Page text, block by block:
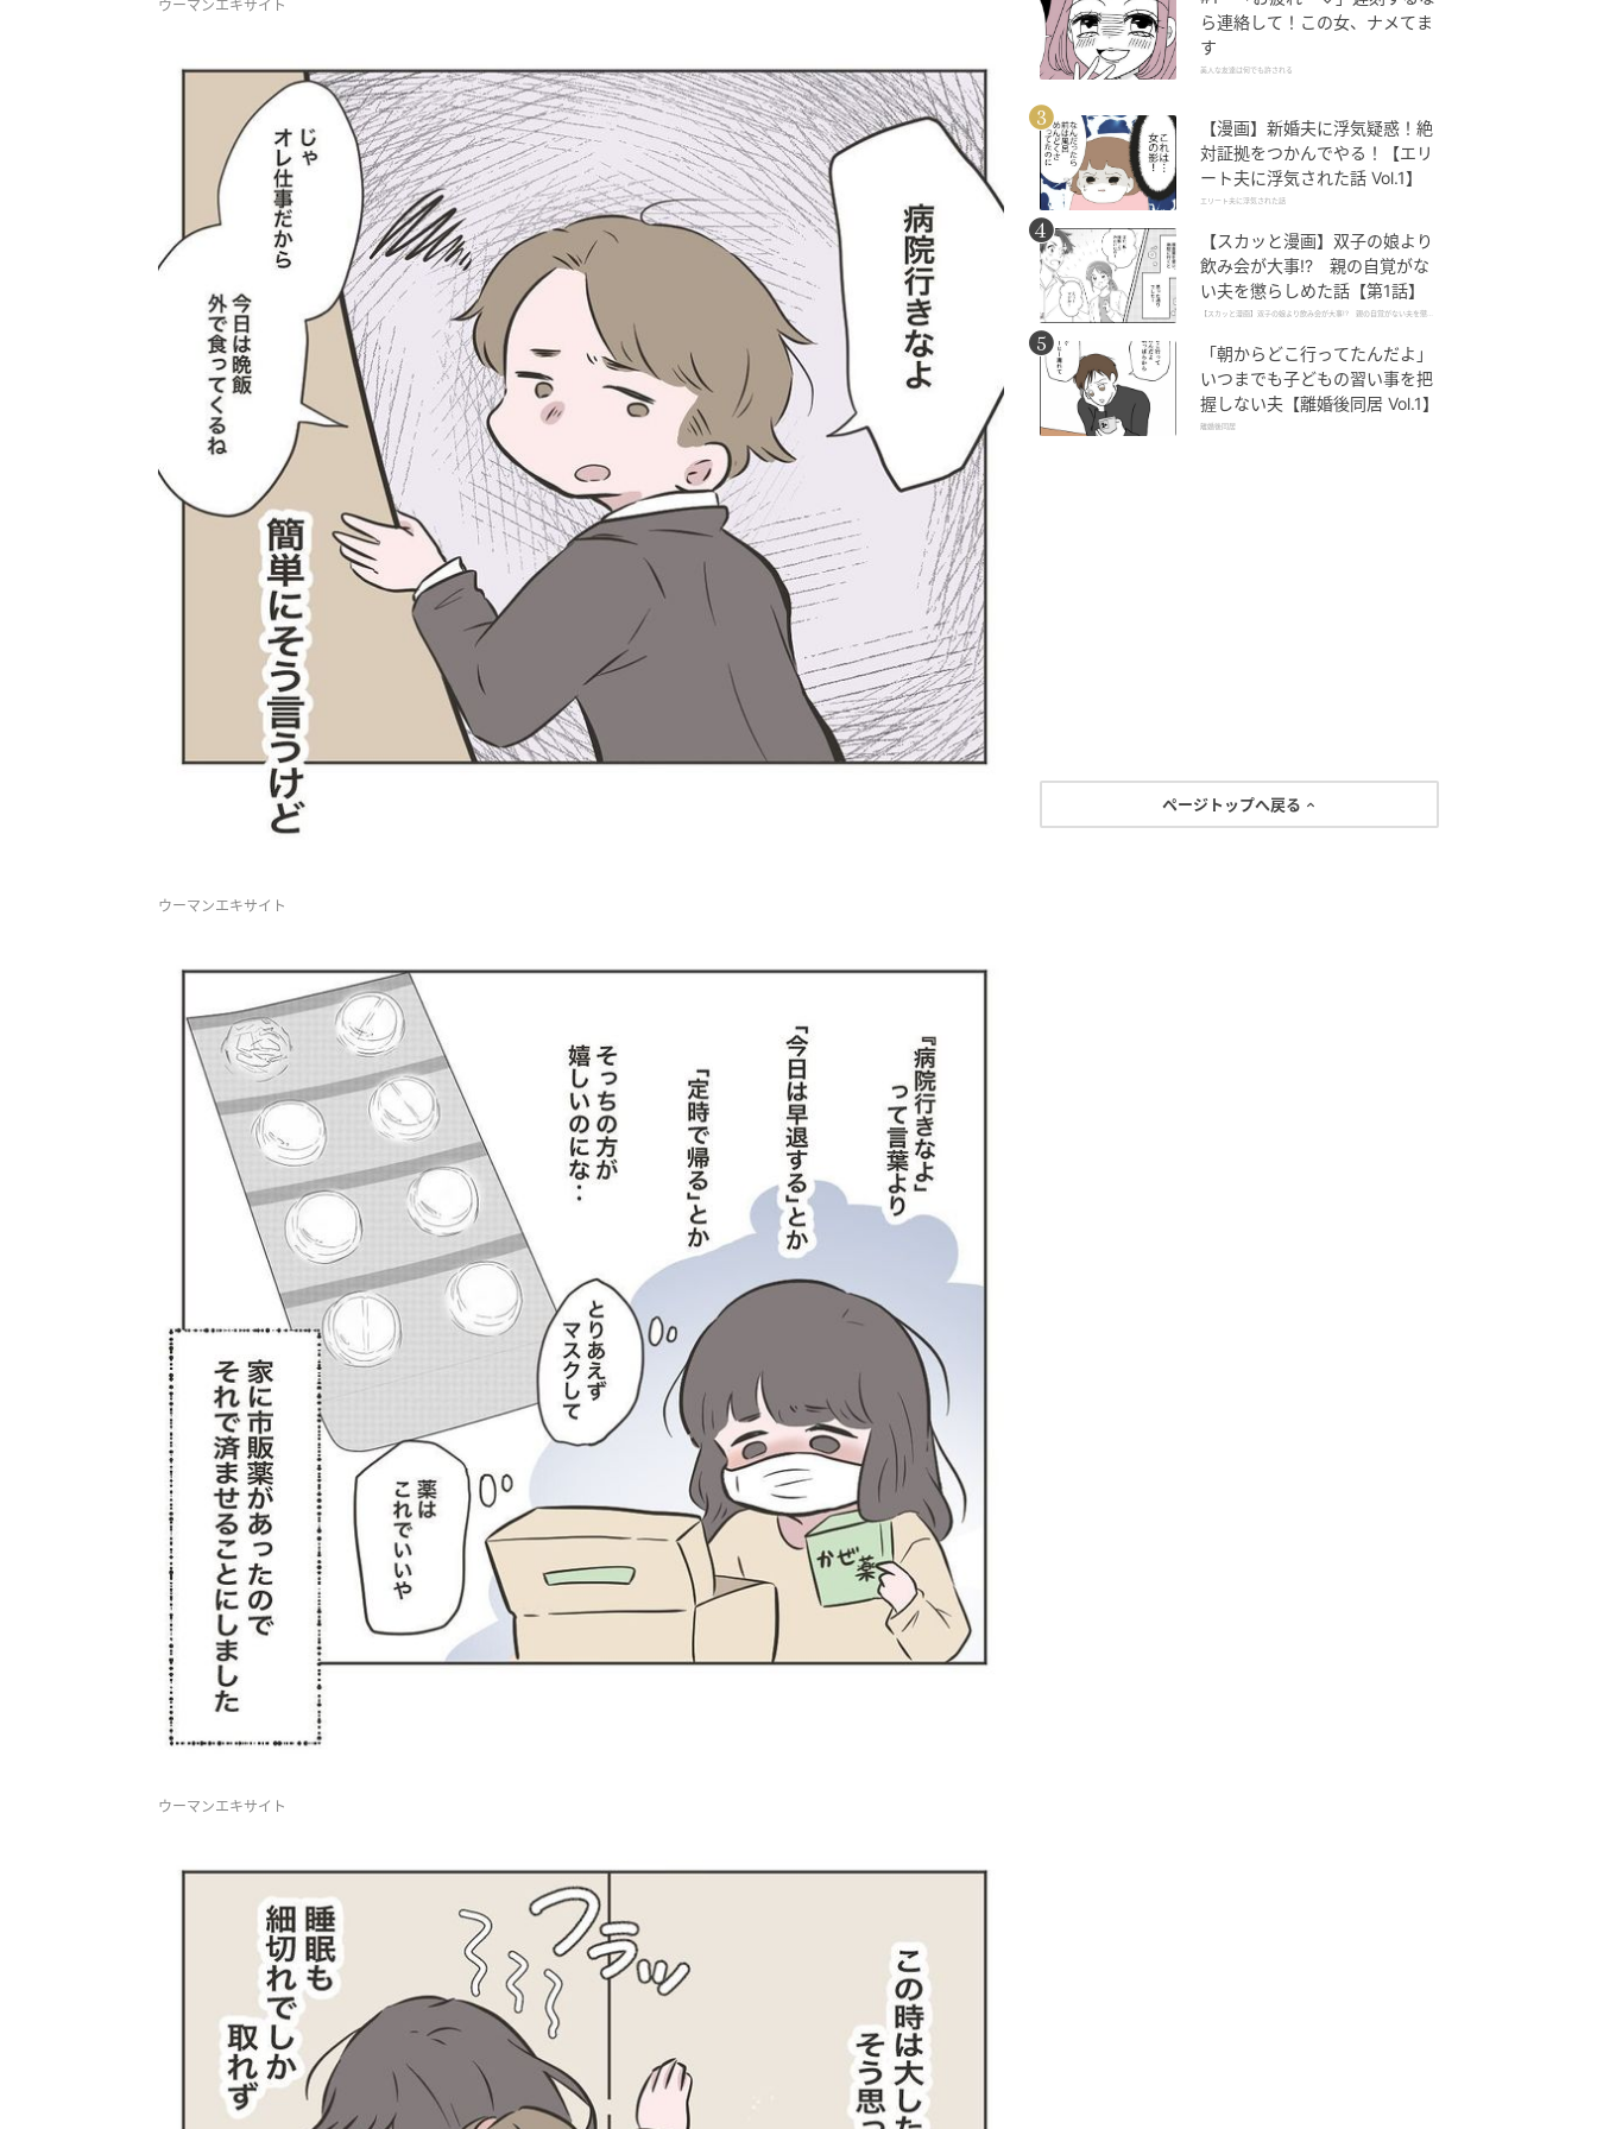
ウーマンエキサイト
ウーマンエキサイト
ウーマンエキサイト
ら連絡して！この女、ナメてま
す
美人な友達は何でも許される
【漫画】新婚夫に浮気疑惑！絶
対証拠をつかんでやる！【エリ
ート夫に浮気された話 Vol.1】
エリート夫に浮気された話
【スカッと漫画】双子の娘より
飲み会が大事!? 親の自覚がな
い夫を懲らしめた話【第1話】
【スカッと漫画】双子の娘より飲み会が大事!? 親の自覚がない夫を懲ら
「朝からどこ行ってたんだよ」
いつまでも子どもの習い事を把
握しない夫【離婚後同居 Vol.1】
離婚後同居
ページトップへ戻る